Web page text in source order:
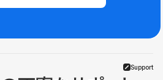
Support